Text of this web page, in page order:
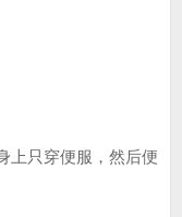
上只穿便服，然后便